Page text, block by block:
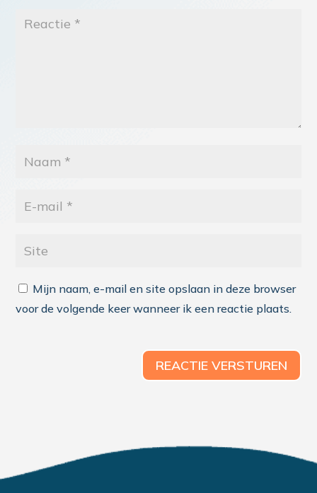
Mijn naam, e-mail en site opslaan in deze browser
voor de volgende keer wanneer ik een reactie plaats.
REACTIE VERSTUREN